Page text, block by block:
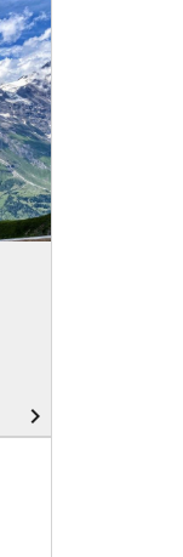
navigate_next